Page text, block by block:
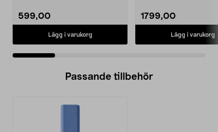
599,00
Lägg i varukorg
1799,00
Lägg i varukorg
Passande tillbehör